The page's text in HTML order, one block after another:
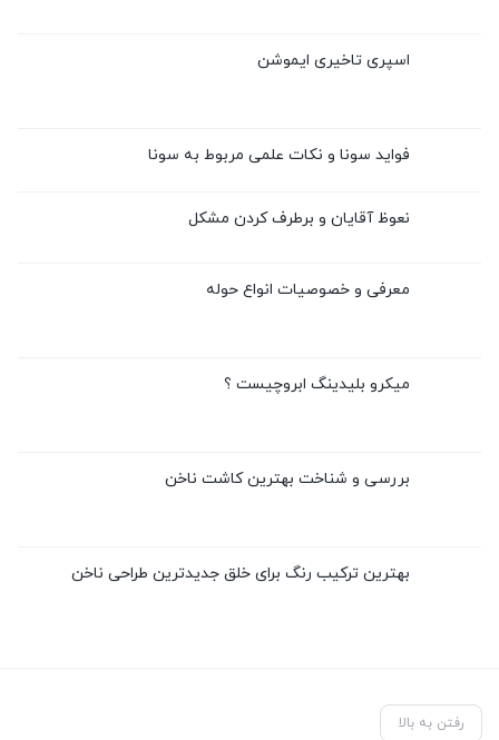
اسپری تاخیری ایموشن
فواید سونا و نکات علمی مربوط به سونا
نعوظ آقایان و برطرف کردن مشکل
معرفی و خصوصیات انواع حوله
میکرو بلیدینگ ابروچیست ؟
بررسی و شناخت بهترین کاشت ناخن
بهترین ترکیب رنگ برای خلق جدیدترین طراحی ناخن
رفتن به بالا